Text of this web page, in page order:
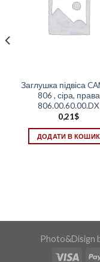
Заглушка підвіса
806 , сіра, права
806.00.60.00.DX
0,21$
ДОДАТИ В КОШИК
Photo&Disign